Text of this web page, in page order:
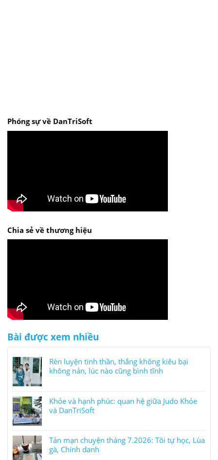
Phóng sự về DanTriSoft
Chia sẻ về thương hiệu
Bài được xem nhiều
Rèn luyện tinh thần, thắng không kiêu bại
không nản, lúc nào cũng bình tĩnh
Khỏe và hạnh phúc: quan hệ giữa Judo Khỏe
và DanTriSoft
Tản mạn chuyện tháng 7.2026: Tôi tự học, Lùa
gà, Chính danh